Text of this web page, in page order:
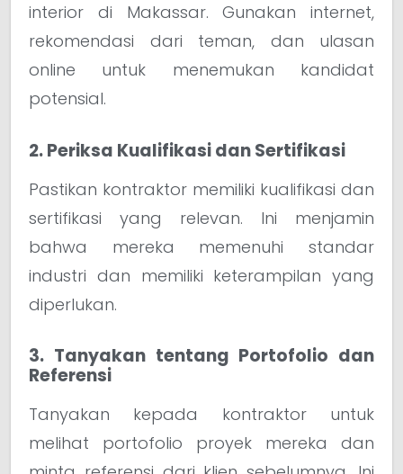
interior di Makassar. Gunakan internet,
rekomendasi dari teman, dan ulasan
online untuk menemukan kandidat
potensial.
2. Periksa Kualifikasi dan Sertifikasi
Pastikan kontraktor memiliki kualifikasi dan
sertifikasi yang relevan. Ini menjamin
bahwa mereka memenuhi standar
industri dan memiliki keterampilan yang
diperlukan.
3. Tanyakan tentang Portofolio dan
Referensi
Tanyakan kepada kontraktor untuk
melihat portofolio proyek mereka dan